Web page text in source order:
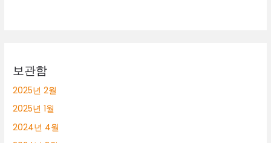
보관함
2025년 2월
2025년 1월
2024년 4월